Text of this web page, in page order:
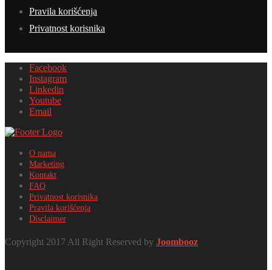
Pravila korišćenja
Privatnost korisnika
Facebook
Instagram
Linkedin
Youtube
Email
O nama
Marketing
Kontakt
FAQ
Privatnost korisnika
Pravila korišćenja
Disclaimer
Copyright 2017 All Right Reserved by Joombooz